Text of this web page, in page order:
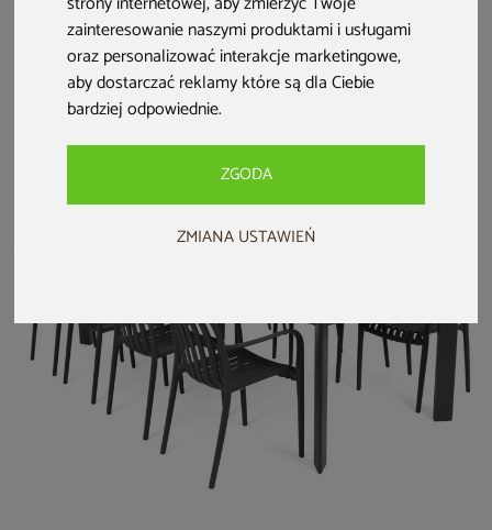
zainteresowanie naszymi produktami i usługami
oraz personalizować interakcje marketingowe,
aby dostarczać reklamy które są dla Ciebie
bardziej odpowiednie.
ZGODA
ZMIANA USTAWIEŃ
Meble ogrodowe
aluminiowe Ibiza
185 cm Silver /
Black 8+1
2 599 zł
Meble ogrodowe
technorattanowe
Bristol Round
Elegant 150 cm
Beige / Beige
6 999 zł
Narożny zestaw
mebli ogrodowych
Termoli White /
Grey